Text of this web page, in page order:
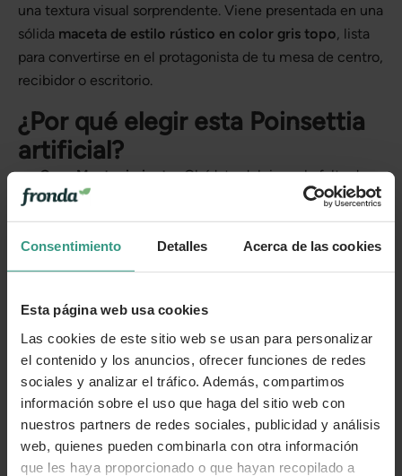
Consentimiento Detalles Acerca de las cookies
Esta página web usa cookies
Las cookies de este sitio web se usan para personalizar
el contenido y los anuncios, ofrecer funciones de redes
sociales y analizar el tráfico. Además, compartimos
información sobre el uso que haga del sitio web con
nuestros partners de redes sociales, publicidad y análisis
web, quienes pueden combinarla con otra información
que les haya proporcionado o que hayan recopilado a
una textura visual sorprendente. Viene presentada en una
sólida maceta de estilo rústico en color gris topo, lista
para convertirse en el protagonista de tu mesa de centro,
recibidor o escritorio.
¿Por qué elegir esta Poinsettia
artificial?
Cero Mantenimiento:Olvídate del riego, la falta de
luz o la caída de hojas. Esta planta mantiene su
frescura y color vibrante durante todas las fiestas y en
los años venideros.
planta natural, esta versión es
curiosos.
Lista para Decorar:Incluye una maceta decorativa de
diseño neutro y atemporal que combina con
cualquier estilo, desde lo nórdico hasta lo tradicional.
Durabilidad y Ahorro:Una inversión inteligente que